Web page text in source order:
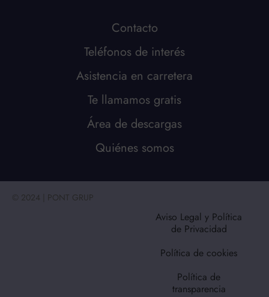
Contacto
Teléfonos de interés
Asistencia en carretera
Te llamamos gratis
Área de descargas
Quiénes somos
© 2024 | PONT GRUP
Aviso Legal y Política
de Privacidad
Política de cookies
Política de
transparencia